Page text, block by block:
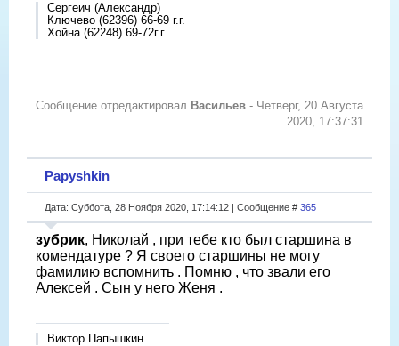
Сергеич (Александр)
Ключево (62396) 66-69 г.г.
Хойна (62248) 69-72г.г.
Сообщение отредактировал Васильев - Четверг, 20 Августа
2020, 17:37:31
Papyshkin
Дата: Суббота, 28 Ноября 2020, 17:14:12 | Сообщение # 365
зубрик, Николай , при тебе кто был старшина в
комендатуре ? Я своего старшины не могу
фамилию вспомнить . Помню , что звали его
Алексей . Сын у него Женя .
Виктор Папышкин